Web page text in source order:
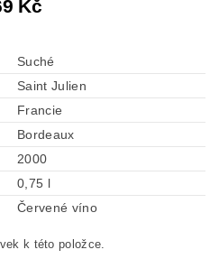
Kč
Suché
Saint Julien
Francie
Bordeaux
2000
0,75 l
Červené víno
k této položce.